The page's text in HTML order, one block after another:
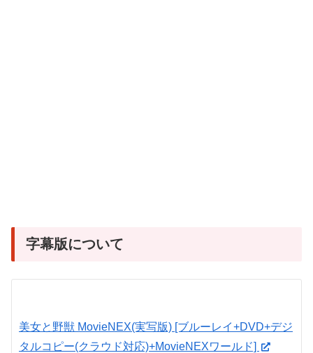
字幕版について
美女と野獣 MovieNEX(実写版) [ブルーレイ+DVD+デジ
タルコピー(クラウド対応)+MovieNEXワールド]